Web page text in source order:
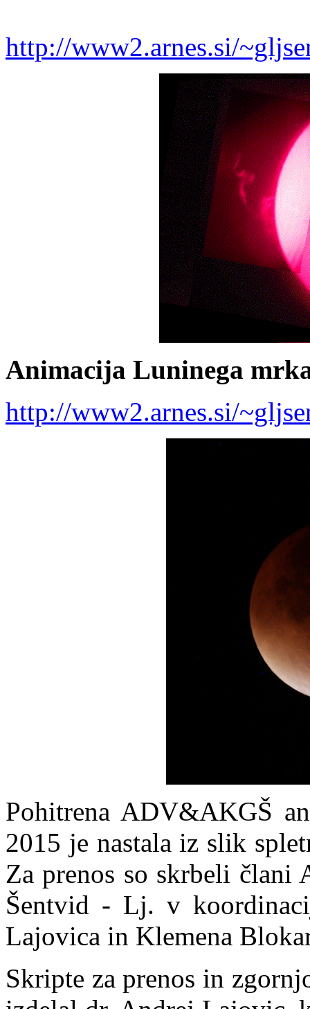
http://www2.arnes.si/
Animacija Luninega
http://www2.arnes.si/
Pohitrena ADV&AKGŠ
2015 je nastala iz slik
Za prenos so skrbeli člani
Šentvid - Lj. v
Lajovica in Klemena
Skripte za prenos in